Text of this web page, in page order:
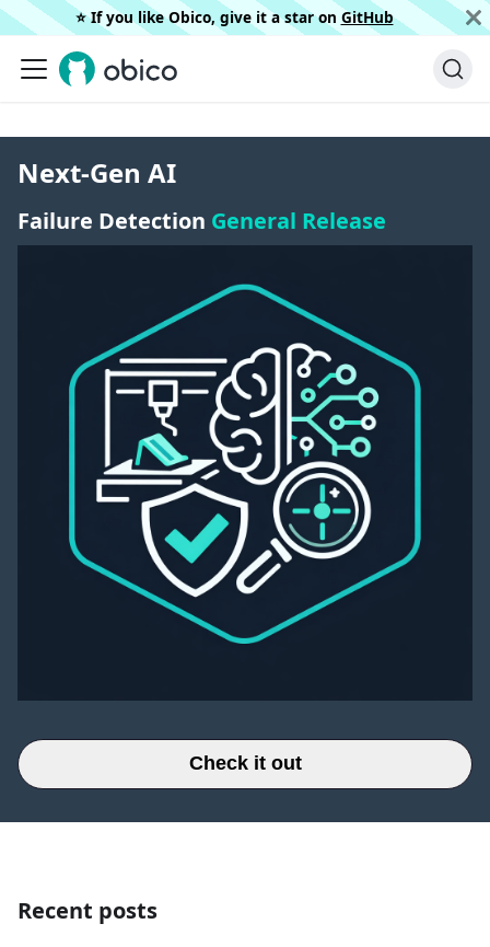
⭐️ If you like Obico, give it a star on GitHub
Next-Gen AI
Failure Detection General Release
Check it out
Recent posts